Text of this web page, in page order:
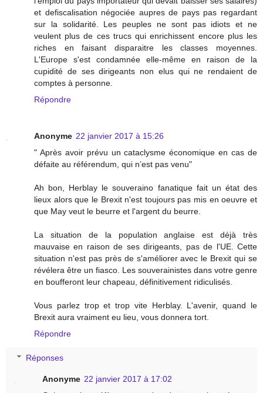
et defiscalisation négociée aupres de pays pas regardant
sur la solidarité. Les peuples ne sont pas idiots et ne
veulent plus de ces trucs qui enrichissent encore plus les
riches en faisant disparaitre les classes moyennes.
L'Europe s'est condamnée elle-même en raison de la
cupidité de ses dirigeants non elus qui ne rendaient de
comptes à personne.
Répondre
Anonyme 22 janvier 2017 à 15:26
" Après avoir prévu un cataclysme économique en cas de
défaite au référendum, qui n’est pas venu"
Ah bon, Herblay le souveraino fanatique fait un état des
lieux alors que le Brexit n'est toujours pas mis en oeuvre et
que May veut le beurre et l'argent du beurre.
La situation de la population anglaise est déjà très
mauvaise en raison de ses dirigeants, pas de l'UE. Cette
situation n'est pas près de s'améliorer avec le Brexit qui se
révélera être un fiasco. Les souverainistes dans votre genre
en boufferont leur chapeau, définitivement ridiculisés.
Vous parlez trop et trop vite Herblay. L'avenir, quand le
Brexit aura vraiment eu lieu, vous donnera tort.
Répondre
Réponses
Anonyme 22 janvier 2017 à 17:02